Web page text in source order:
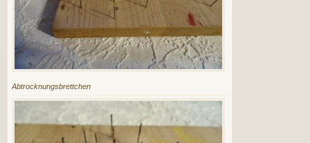
Abtrocknungsbrettchen